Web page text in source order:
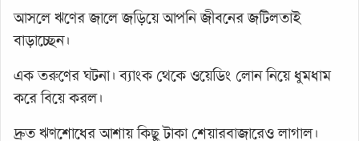
আসলে ঋণের জালে জড়িয়ে আপনি জীবনের জটিলতাই
বাড়াচ্ছেন।
এক তরুণের ঘটনা। ব্যাংক থেকে ওয়েডিং লোন নিয়ে ধুমধাম
করে বিয়ে করল।
দ্রুত ঋণশোধের আশায় কিছু টাকা শেয়ারবাজারেও লাগাল।